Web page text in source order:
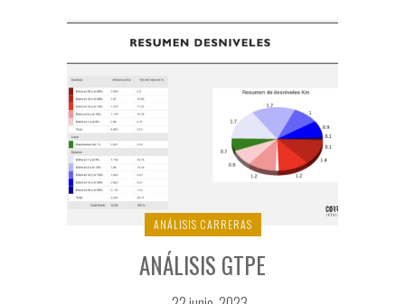
ANÁLISIS CARRERAS
ANÁLISIS GTPE